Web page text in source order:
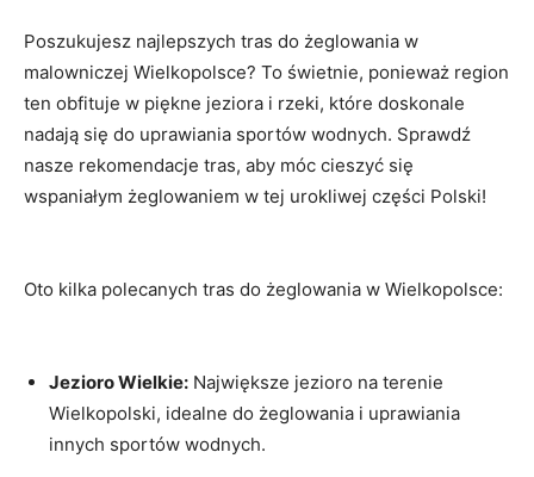
Poszukujesz najlepszych tras do żeglowania w
malowniczej Wielkopolsce? To świetnie, ponieważ region
ten obfituje w piękne jeziora i rzeki, które doskonale
nadają się do uprawiania sportów wodnych. Sprawdź
nasze rekomendacje tras, aby móc cieszyć się
wspaniałym żeglowaniem w tej urokliwej części Polski!
Oto kilka polecanych tras do żeglowania w Wielkopolsce:
Jezioro Wielkie: Największe jezioro na terenie
Wielkopolski, idealne do żeglowania i uprawiania
innych sportów wodnych.